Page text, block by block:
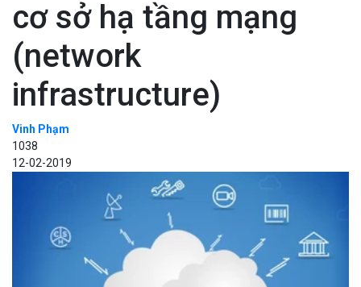
cơ sở hạ tầng mạng
(network
infrastructure)
Vinh Phạm
1038
12-02-2019